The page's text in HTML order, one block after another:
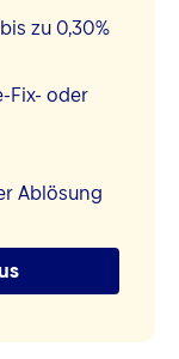
zu 0,30%
Fix- oder
Ablösung